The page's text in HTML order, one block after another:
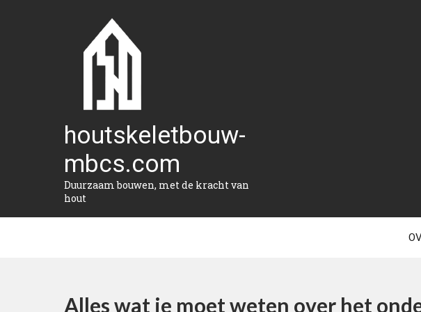
houtskeletbouw-
mbcs.com
Duurzaam bouwen, met de kracht van
hout
Alles wat je moet weten over het